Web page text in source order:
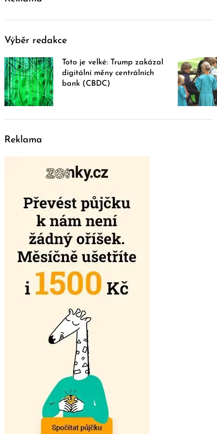
Výběr redakce
Toto je velké: Trump zakázal
digitální měny centrálních
bank (CBDC)
Reklama